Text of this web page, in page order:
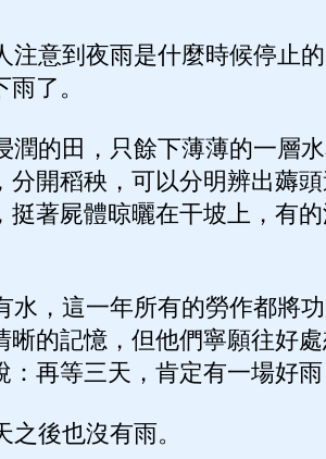
意到夜雨是什麼時候停止
了。
的田，只餘下薄薄的一層
開稻秧，可以分明辨出薅
著屍體晾曬在干坡上，有
，這一年所有的勞作都將
晰的記憶，但他們寧願往好
再等三天，肯定有一場好雨
後也沒有雨。